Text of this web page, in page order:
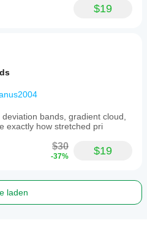
$19
bands, gradient cloud,
exactly how stretched pri
$30
-37% $19
laden